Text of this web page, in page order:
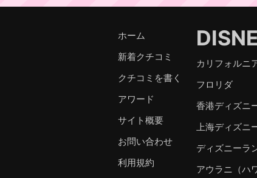
ホーム
新着クチコミ
クチコミを書く
アワード
サイト概要
お問い合わせ
利用規約
カリフォルニ
フロリダ
香港ディズニ
上海ディズニ
ディズニーラ
アウラニ（ハ